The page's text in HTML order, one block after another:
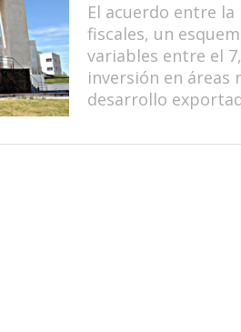
El acuerdo entre
fiscales, un
variables entre el
inversión en áreas
desarrollo